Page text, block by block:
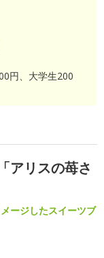
円、大学生200
アリスの苺さ
ージしたスイーツブ